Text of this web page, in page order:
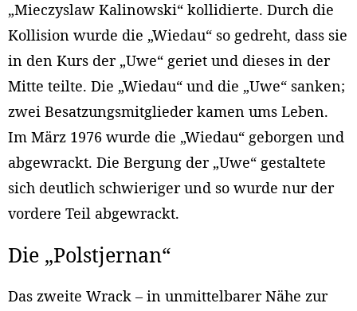
„Mieczyslaw Kalinowski“ kollidierte. Durch die
Kollision wurde die „Wiedau“ so gedreht, dass sie
in den Kurs der „Uwe“ geriet und dieses in der
Mitte teilte. Die „Wiedau“ und die „Uwe“ sanken;
zwei Besatzungsmitglieder kamen ums Leben.
Im März 1976 wurde die „Wiedau“ geborgen und
abgewrackt. Die Bergung der „Uwe“ gestaltete
sich deutlich schwieriger und so wurde nur der
vordere Teil abgewrackt.
Die „Polstjernan“
Das zweite Wrack – in unmittelbarer Nähe zur